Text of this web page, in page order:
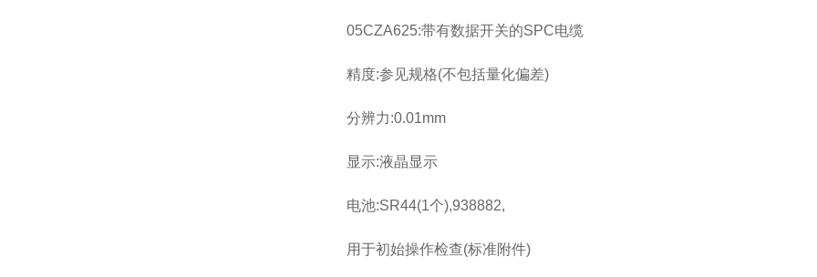
05CZA625:带有数据开关的SPC电缆
精度:参见规格(不包括量化偏差)
分辨力:0.01mm
显示:液晶显示
电池:SR44(1个),938882,
用于初始操作检查(标准附件)